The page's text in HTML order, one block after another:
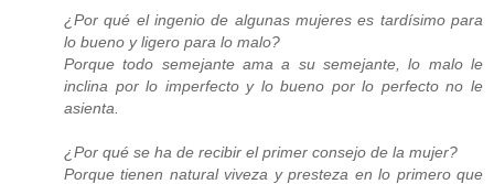
¿Por qué el ingenio de algunas mujeres es tardísimo para
lo bueno y ligero para lo malo?
Porque todo semejante ama a su semejante, lo malo le
inclina por lo imperfecto y lo bueno por lo perfecto no le
asienta.
¿Por qué se ha de recibir el primer consejo de la mujer?
Porque tienen natural viveza y presteza en lo primero que